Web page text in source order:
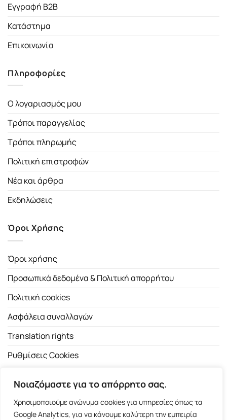
Νοιαζόμαστε για το απόρρητο σας.
Χρησιμοποιούμε ανώνυμα cookies για υπηρεσίες όπως τα
Google Analytics, για να κάνουμε καλύτερη την εμπειρία
Εγγραφή B2B
Κατάστημα
Επικοινωνία
Πληροφορίες
Ο λογαριασμός μου
Τρόποι παραγγελίας
Τρόποι πληρωμής
Πολιτική επιστροφών
Νέα και άρθρα
Εκδηλώσεις
Όροι Χρήσης
Όροι χρήσης
Προσωπικά δεδομένα & Πολιτική απορρήτου
Πολιτική cookies
Ασφάλεια συναλλαγών
Translation rights
Ρυθμίσεις Cookies